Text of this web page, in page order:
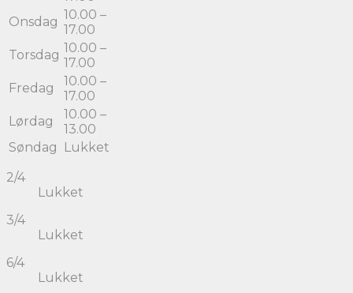
Onsdag 10.00 –
17.00
Torsdag 10.00 –
17.00
Fredag
10.00 –
17.00
Lørdag
10.00 –
13.00
Søndag
Lukket
2/4
Lukket
3/4
Lukket
6/4
Lukket